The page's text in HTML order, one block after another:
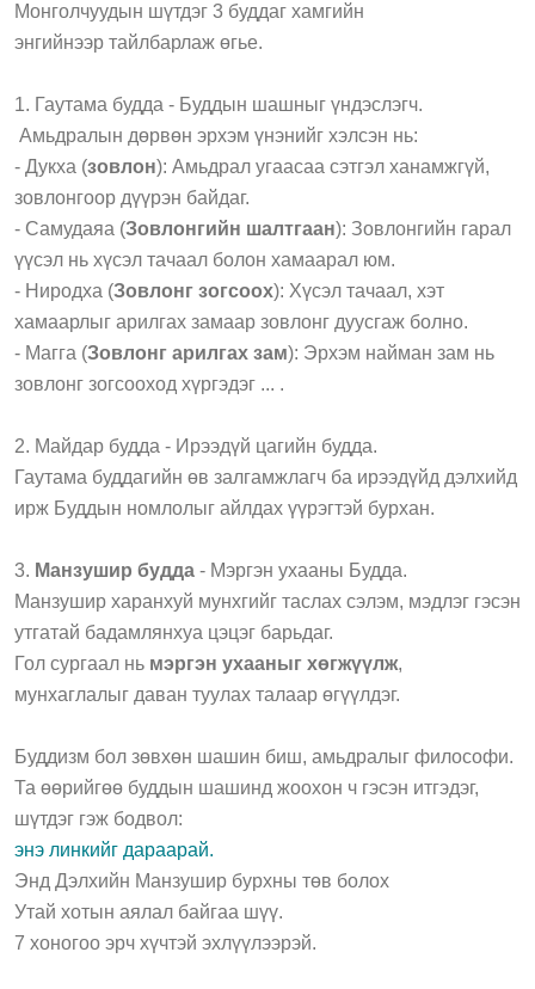
Монголчуудын шүтдэг 3 буддаг хамгийн
энгийнээр тайлбарлаж өгье.
1. Гаутама будда - Буддын шашныг үндэслэгч.
Амьдралын дөрвөн эрхэм үнэнийг хэлсэн нь:
- Дукха (зовлон): Амьдрал угаасаа сэтгэл ханамжгүй,
зовлонгоор дүүрэн байдаг.
- Самудаяа (Зовлонгийн шалтгаан): Зовлонгийн гарал
үүсэл нь хүсэл тачаал болон хамаарал юм.
- Ниродха (Зовлонг зогсоох): Хүсэл тачаал, хэт
хамаарлыг арилгах замаар зовлонг дуусгаж болно.
- Магга (Зовлонг арилгах зам): Эрхэм найман зам нь
зовлонг зогсооход хүргэдэг ... .
2. Майдар будда - Ирээдүй цагийн будда.
Гаутама буддагийн өв залгамжлагч ба ирээдүйд дэлхийд
ирж Буддын номлолыг айлдах үүрэгтэй бурхан.
3. Манзушир будда - Мэргэн ухааны Будда.
Манзушир харанхуй мунхгийг таслах сэлэм, мэдлэг гэсэн
утгатай бадамлянхуа цэцэг барьдаг.
Гол сургаал нь мэргэн ухааныг хөгжүүлж,
мунхаглалыг даван туулах талаар өгүүлдэг.
Буддизм бол зөвхөн шашин биш, амьдралыг философи.
Та өөрийгөө буддын шашинд жоохон ч гэсэн итгэдэг,
шүтдэг гэж бодвол:
энэ линкийг дараарай.
Энд Дэлхийн Манзушир бурхны төв болох
Утай хотын аялал байгаа шүү.
7 хоногоо эрч хүчтэй эхлүүлээрэй.